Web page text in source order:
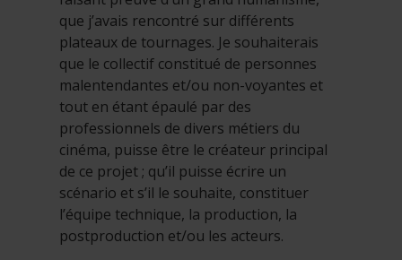
que j’avais rencontré sur différents
plateaux de tournages. Je souhaiterais
que le collectif constitué de personnes
malentendantes et/ou non-voyantes et
tout en étant épaulé par des
professionnels de divers métiers du
cinéma, puisse être le créateur principal
de ce projet ; qu’il puisse écrire un
scénario et s’il le souhaite, constituer
l’équipe technique, la production, la
postproduction et/ou les acteurs.